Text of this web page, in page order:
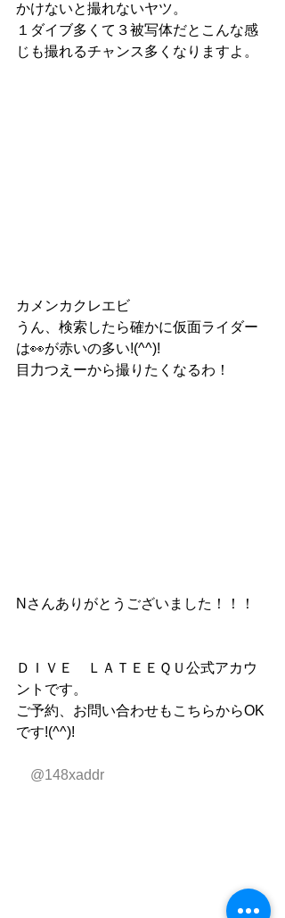
かけないと撮れないヤツ。
１ダイブ多くて３被写体だとこんな感
じも撮れるチャンス多くなりますよ。
カメンカクレエビ
うん、検索したら確かに仮面ライダー
は👀が赤いの多い!(^^)!
目力つえーから撮りたくなるわ！
Nさんありがとうございました！！！
ＤＩＶＥ　ＬＡＴＥＥＱＵ公式アカウ
ントです。
ご予約、お問い合わせもこちらからOK
です!(^^)!
@148xaddr